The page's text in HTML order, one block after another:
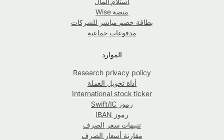
منصة Wise
بطاقة خصم مباشر للشركات
مدفوعات جماعية
الموارد
Research privacy policy
أداة تحويل العملة
International stock ticker
رموز Swift/IC
رموز IBAN
تنبيهات سعر الصرف
مقارنة أسعار الصرف